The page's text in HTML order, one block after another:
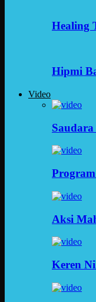
Healing
Hipmi
Video
Aksi
Keren